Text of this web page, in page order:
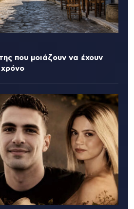
που μοιάζουν να έχουν